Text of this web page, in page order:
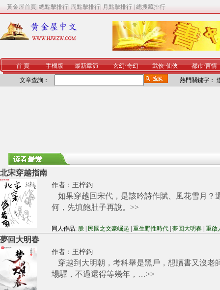
黃金屋首頁 總點擊排行 周點擊排行 月點擊排行 總搜藏排行
首 頁 手機版 最新章節 玄幻·奇幻 武俠·仙俠 都市·言情
文章查詢： 熱門關鍵字：
北宋穿越指南
作者： 王梓鈞
如果穿越回宋代，是該吟詩作賦、風花雪月？
何，先填飽肚子再說。 >>
同人作品: 朕 民國之文豪崛起 重生野性時代 夢回大明春 重啟
夢回大明春
作者： 王梓鈞
穿越到大明朝，考科舉是黑戶，想讀書又沒老
場驛，不過還得等幾年，…>>